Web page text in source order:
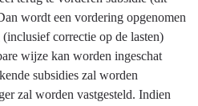
wordt een vordering opgenomen
correctie op de lasten)
wijze kan worden ingeschat
subsidies zal worden
zal worden vastgesteld. Indien